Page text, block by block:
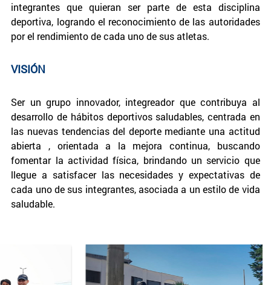
integrantes que quieran ser parte de esta disciplina
deportiva, logrando el reconocimiento de las autoridades
por el rendimiento de cada uno de sus atletas.
VISIÓN
Ser un grupo innovador, integreador que contribuya al
desarrollo de hábitos deportivos saludables, centrada en
las nuevas tendencias del deporte mediante una actitud
abierta , orientada a la mejora continua, buscando
fomentar la actividad física, brindando un servicio que
llegue a satisfacer las necesidades y expectativas de
cada uno de sus integrantes, asociada a un estilo de vida
saludable.